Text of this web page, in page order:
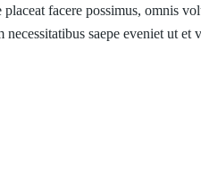
facere possimus, omnis
saepe eveniet ut et